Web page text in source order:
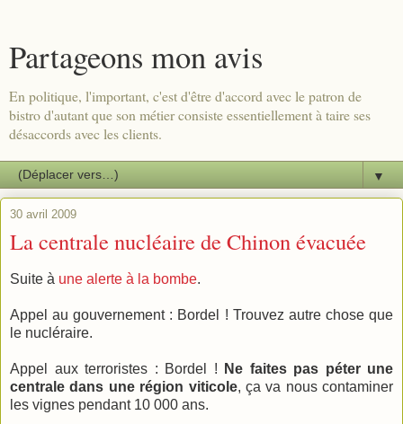
Partageons mon avis
En politique, l'important, c'est d'être d'accord avec le patron de
bistro d'autant que son métier consiste essentiellement à taire ses
désaccords avec les clients.
▼
30 avril 2009
La centrale nucléaire de Chinon évacuée
Suite à une alerte à la bombe.
Appel au gouvernement : Bordel ! Trouvez autre chose que
le nucléraire.
Appel aux terroristes : Bordel !
Ne faites pas péter une
centrale dans une région viticole, ça va nous contaminer
les vignes pendant 10 000 ans.